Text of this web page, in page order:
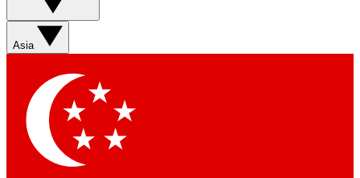
Asia